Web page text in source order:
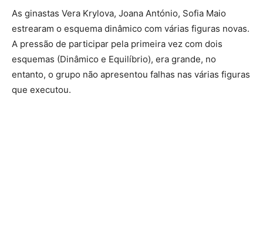
As ginastas Vera Krylova, Joana António, Sofia Maio
estrearam o esquema dinâmico com várias figuras novas.
A pressão de participar pela primeira vez com dois
esquemas (Dinâmico e Equilíbrio), era grande, no
entanto, o grupo não apresentou falhas nas várias figuras
que executou.